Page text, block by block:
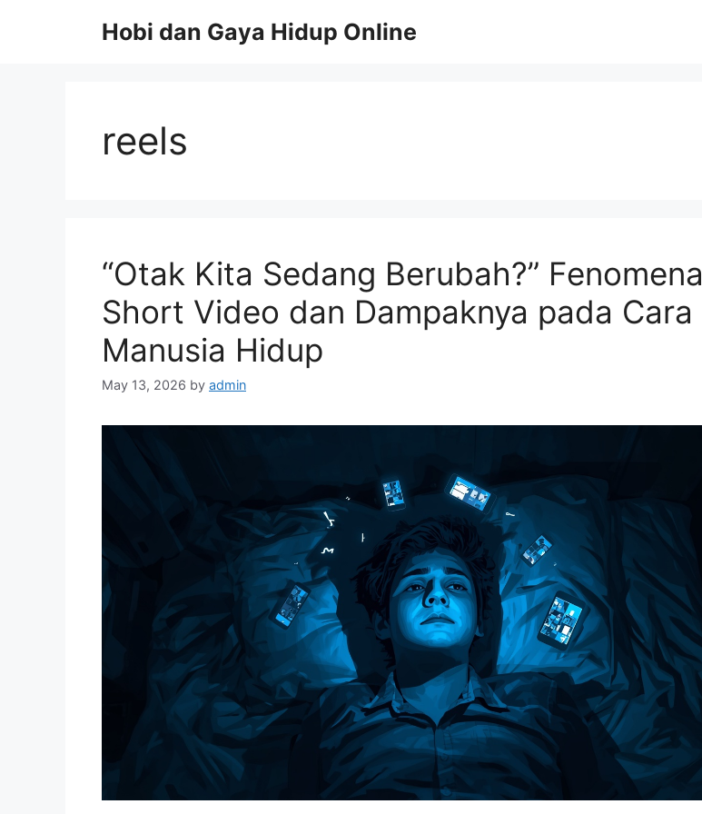
Hobi dan Gaya Hidup Online
reels
“Otak Kita Sedang Berubah?” Fenomena
Short Video dan Dampaknya pada Cara
Manusia Hidup
May 13, 2026 by admin